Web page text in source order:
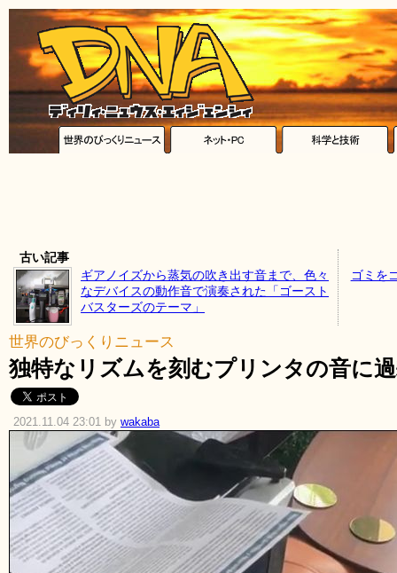
古い記事
ギアノイズから蒸気の吹き出す音まで、色々
なデバイスの動作音で演奏された「ゴースト
バスターズのテーマ」
ゴミを
世界のびっくりニュース
独特なリズムを刻むプリンタの音に
2021.11.04 23:01 by wakaba